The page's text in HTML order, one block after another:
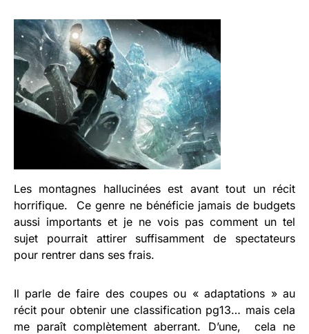
Les montagnes hallucinées est avant tout un récit
horrifique. Ce genre ne bénéficie jamais de budgets
aussi importants et je ne vois pas comment un tel
sujet pourrait attirer suffisamment de spectateurs
pour rentrer dans ses frais.
Il parle de faire des coupes ou « adaptations » au
récit pour obtenir une classification pg13… mais cela
me paraît complètement aberrant. D’une, cela ne